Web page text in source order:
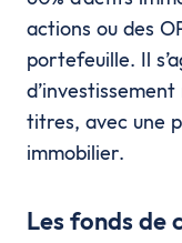
actions ou des
portefeuille. Il
titres, avec une
immobilier.
Les fonds de